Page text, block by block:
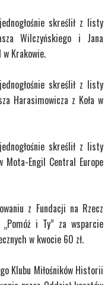
skreślił z listy
Wilczyńskiego i Jana
w Krakowie.
skreślił z listy
Harasimowicza z Koła w
skreślił z listy
Mota-Engil Central Europe
z Fundacji na Rzecz
„Pomóż i Ty” za wsparcie
w kwocie 60 zł.
Klubu Miłośników Historii